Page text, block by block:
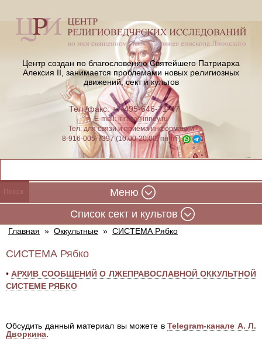
Центр создан по благословению Святейшего Патриарха
Алексия II, занимается проблемами новых религиозных
движений, сект и культов
Тел./факс: +7-495-646-71-47
E-mail:iriney@iriney.ru
Тел. для связи и приёма информации
8-916-005-7397 (10:00-20:00, пн-пт)
Меню
Cписок сект и культов
Главная » Оккультные » СИСТЕМА Рябко
СИСТЕМА Рябко
• АРХИВ СООБЩЕНИЙ О ЛЖЕПРАВОСЛАВНОЙ ОККУЛЬТНОЙ
СИСТЕМЕ РЯБКО
Обсудить данный материал вы можете в Telegram-канале А. Л.
Дворкина